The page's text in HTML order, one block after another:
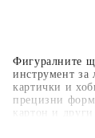
Фигуралните
инструмент за
картички и
прецизни
картон и